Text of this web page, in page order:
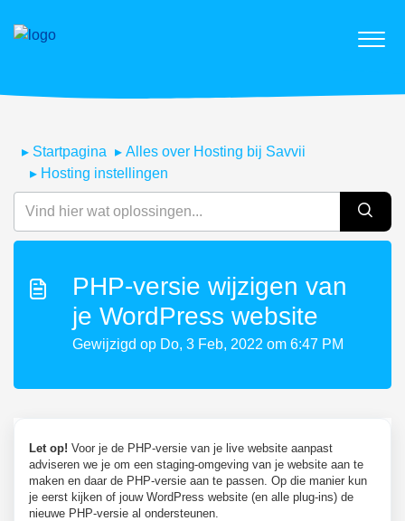
Startpagina
Alles over Hosting bij Savvii
Hosting instellingen
PHP-versie wijzigen van
je WordPress website
Gewijzigd op Do, 3 Feb, 2022 om 6:47 PM
Let op! Voor je de PHP-versie van je live website aanpast
adviseren we je om een staging-omgeving van je website aan te
maken en daar de PHP-versie aan te passen. Op die manier kun
je eerst kijken of jouw WordPress website (en alle plug-ins) de
nieuwe PHP-versie al ondersteunen.